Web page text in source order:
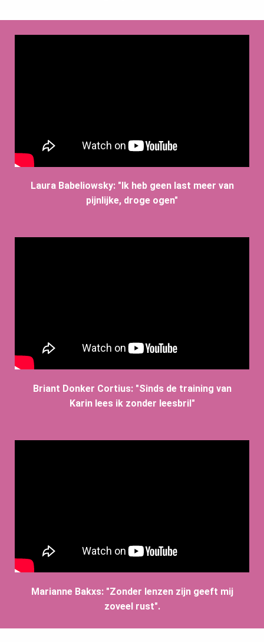
Laura Babeliowsky: "Ik heb geen last meer van
pijnlijke, droge ogen"
Briant Donker Cortius: "Sinds de training van
Karin lees ik zonder leesbril"
Marianne Bakxs: "Zonder lenzen zijn geeft mij
zoveel rust".